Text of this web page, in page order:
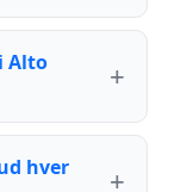
Alto
hver